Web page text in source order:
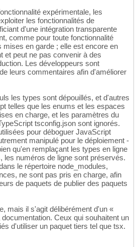
expérimentale, les
les fonctionnalités de
d'une intégration transparente
comme pour toute fonctionnalité
mises en garde ; elle est encore en
et peut ne pas convenir à des
Les développeurs sont
leurs commentaires afin d'améliorer
les types sont dépouillés, et d'autres
telles que les enums et les espaces
en charge, et les paramètres du
tsconfig.json sont ignorés.
pour déboguer JavaScript
manipulé pour le déploiement -
qu'en remplaçant les types en ligne
les numéros de ligne sont préservés.
le répertoire node_modules,
ne sont pas pris en charge, afin
de paquets de publier des paquets
mais il s'agit délibérément d'un «
Ceux qui souhaitent un
d'utiliser un paquet tiers tel que tsx.